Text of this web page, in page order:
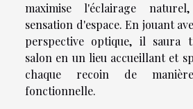
maximise l'éclairage
sensation d'espace. En jouant
perspective optique, il saura
salon en un lieu accueillant et
chaque recoin de
fonctionnelle.